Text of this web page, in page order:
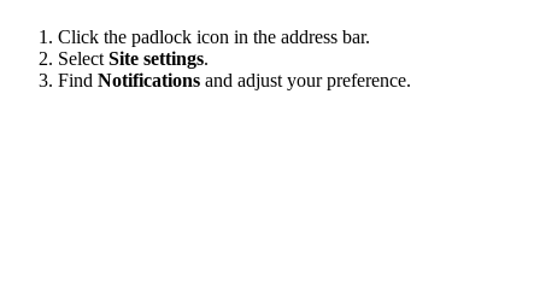
Click the padlock icon in the address bar.
Select Site settings.
Find Notifications and adjust your preference.